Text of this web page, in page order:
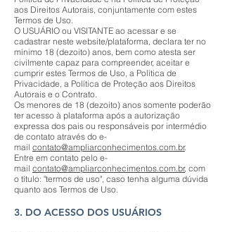
aos Direitos Autorais, conjuntamente com estes
Termos de Uso.
O USUÁRIO ou VISITANTE ao acessar e se
cadastrar neste website/plataforma, declara ter no
mínimo 18 (dezoito) anos, bem como atesta ser
civilmente capaz para compreender, aceitar e
cumprir estes Termos de Uso, a Política de
Privacidade, a Política de Proteção aos Direitos
Autorais e o Contrato.
Os menores de 18 (dezoito) anos somente poderão
ter acesso à plataforma após a autorização
expressa dos pais ou responsáveis por intermédio
de contato através do e-
mail contato@ampliarconhecimentos.com.br.
Entre em contato pelo e-
mail contato@ampliarconhecimentos.com.br, com
o título: "termos de uso", caso tenha alguma dúvida
quanto aos Termos de Uso.
3. DO ACESSO DOS USUÁRIOS